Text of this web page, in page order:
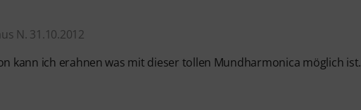
N. 31.10.2012
kann ich erahnen was mit dieser tollen Mundharmonica möglich ist.